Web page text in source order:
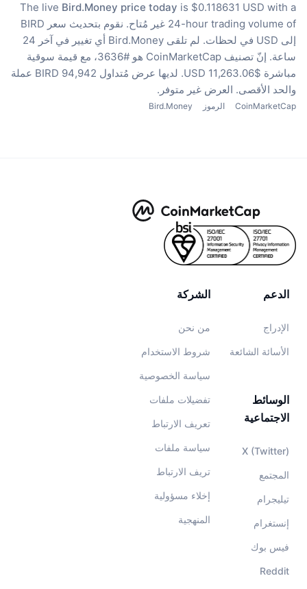
The live Bird.Money price today is $0.118631 USD with a
24-hour trading volume of غير مُتاح.
نقوم بتحديث سعر BIRD
إلى USD في لحظات.
لم تلقى Bird.Money أي تغيير في آخر 24
ساعة.
إنّ تصنيف CoinMarketCap هو #3636، مع قيمة سوقية
مباشرة $11,263.06 USD.
لديها عرض مُتداول 94,942 BIRD عملة
والحد الأقصى. العرض غير متوفر.
CoinMarketCap الرموز Bird.Money
الشركة
من نحن
شروط الاستخدام
سياسة الخصوصية
تفضيلات ملفات
تعريف الارتباط
سياسة ملفات
تريف الارتباط
إخلاء مسؤولية
المنهجية
الدعم
الإدراج
الأسائة الشائعة
الوسائط
الاجتماعية
X (Twitter)
المجتمع
تيليجرام
إنستغرام
فيس بوك
Reddit